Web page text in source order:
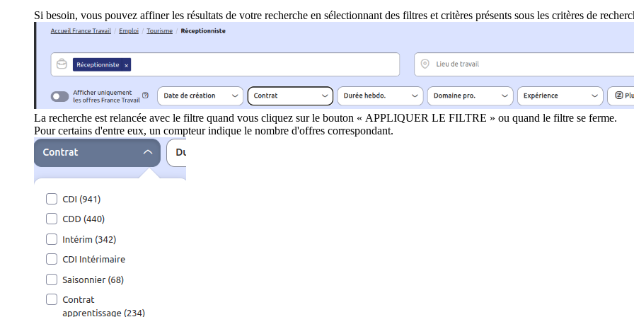
Si besoin, vous pouvez affiner les résultats de votre recherche en sélectionnant des filtres et critères présents sous les critères de
La recherche est relancée avec le filtre quand vous cliquez sur le bouton « APPLIQUER LE FILTRE » ou quand le filtre se ferme.
Pour certains d'entre eux, un compteur indique le nombre d'offres correspondant.